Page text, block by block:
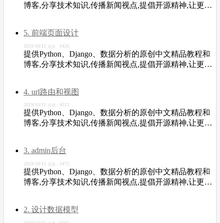
博客,分享技术知识,传播新闻视点,提倡开源精神,让更多
5. 前端页面设计
2019/10/11 点击： 5426
提供Python、Django、数据分析的原创中文精品教程和
博客,分享技术知识,传播新闻视点,提倡开源精神,让更多
4. url路由和视图
2019/10/11 点击： 4511
提供Python、Django、数据分析的原创中文精品教程和
博客,分享技术知识,传播新闻视点,提倡开源精神,让更多
3. admin后台
2019/10/11 点击： 5475
提供Python、Django、数据分析的原创中文精品教程和
博客,分享技术知识,传播新闻视点,提倡开源精神,让更多
2. 设计数据模型